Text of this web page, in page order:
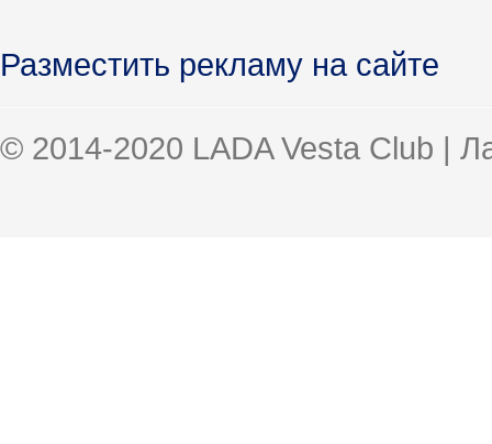
Разместить рекламу на сайте
© 2014-2020 LADA Vesta Club |